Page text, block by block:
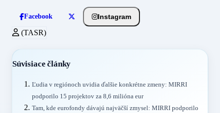
Facebook Instagram
(TASR)
Súvisiace články
Ľudia v regiónoch uvidia ďalšie konkrétne zmeny: MIRRI
podporilo 15 projektov za 8,6 milióna eur
Tam, kde eurofondy dávajú najväčší zmysel: MIRRI podporilo